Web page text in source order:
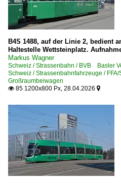
B4S 1488, auf der Linie 2, bedient
Haltestelle Wettsteinplatz.
Markus Wagner
Schweiz / Strassenbahn / BVB Basler
Schweiz / Strassenbahnfahrzeuge / FFA/
Großraumbeiwagen
 85 1200x800 Px, 28.04.2026 